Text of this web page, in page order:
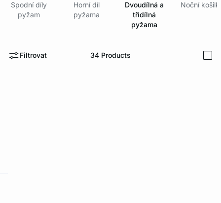
Spodní díly
pyžam
Horní díl
pyžama
Dvoudílná a
třídílná
pyžama
Noční
Filtrovat 34 Products